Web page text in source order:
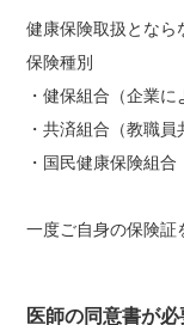
健康保険取扱となら
保険種別
・健保組合（企業に
・共済組合（教職員
・国民健康保険組合
一度ご自身の保険証
医師の同意書が必